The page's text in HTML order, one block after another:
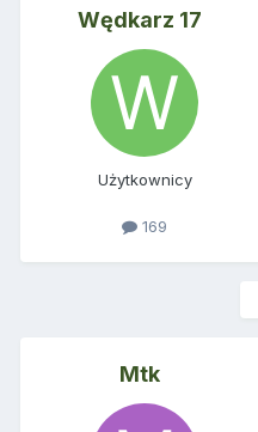
Wędkarz 17
Użytkownicy
169
Mtk